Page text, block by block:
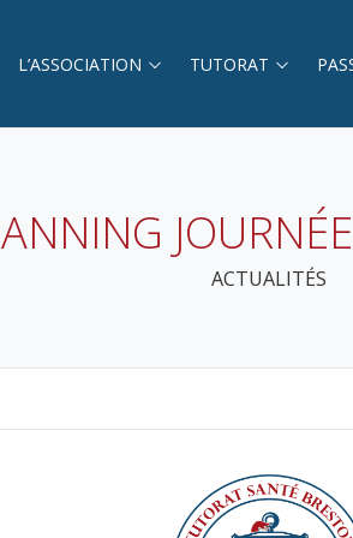
L’ASSOCIATION TUTORAT
ACTUALITÉS